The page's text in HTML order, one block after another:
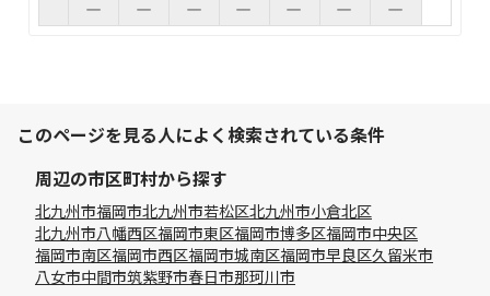
このページを見る人によく検索されている条件
周辺の市区町村から探す
北九州市福岡市北九州市若松区北九州市小倉北区
北九州市八幡西区福岡市東区福岡市博多区福岡市中央区
福岡市南区福岡市西区福岡市城南区福岡市早良区久留米市
八女市中間市筑紫野市春日市那珂川市